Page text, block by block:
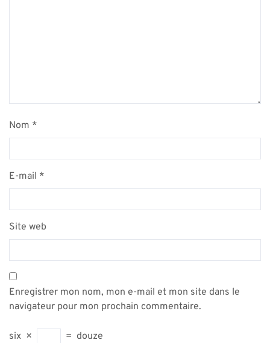
Nom *
E-mail *
Site web
Enregistrer mon nom, mon e-mail et mon site dans le
navigateur pour mon prochain commentaire.
six × = douze